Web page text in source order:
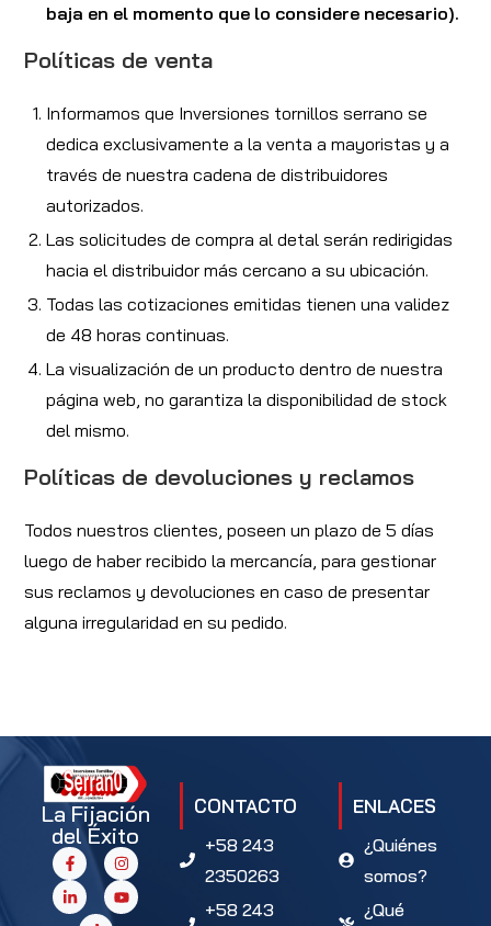
baja en el momento que lo considere necesario).
Políticas de venta
Informamos que Inversiones tornillos serrano se
dedica exclusivamente a la venta a mayoristas y a
través de nuestra cadena de distribuidores
autorizados.
Las solicitudes de compra al detal serán redirigidas
hacia el distribuidor más cercano a su ubicación.
Todas las cotizaciones emitidas tienen una validez
de 48 horas continuas.
La visualización de un producto dentro de nuestra
página web, no garantiza la disponibilidad de stock
del mismo.
Políticas de devoluciones y reclamos
Todos nuestros clientes, poseen un plazo de 5 días
luego de haber recibido la mercancía, para gestionar
sus reclamos y devoluciones en caso de presentar
alguna irregularidad en su pedido.
La Fijación
del Éxito
CONTACTO
+58 243
2350263
+58 243
ENLACES
¿Quiénes
somos?
¿Qué